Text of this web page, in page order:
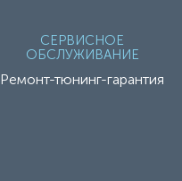
СЕРВИСНОЕ
ОБСЛУЖИВАНИЕ
Ремонт-тюнинг-гарантия